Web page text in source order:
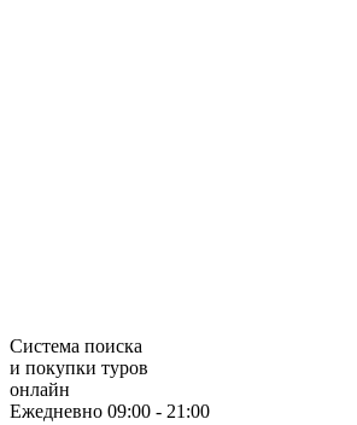
Система поиска
и покупки туров
онлайн
Ежедневно 09:00 - 21:00